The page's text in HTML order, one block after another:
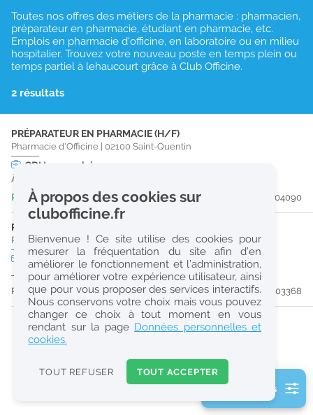
Réinitialiser
Consulter les offres de la France d'outre-mer
Toutes nos offres des métiers de la pharmacie : pharmacien,
préparateur en pharmacie, étudiant en pharmacie, etc.
Emplois en pharmacie d'officine, en laboratoire ou en milieu
hospitalier. Trouvez votre nouveau poste en temps plein ou
temps partiel à lehaucourt grâce à Club Officine.
2 résultats
PRÉPARATEUR EN PHARMACIE (H/F)
Pharmacie d'Officine 02100 Saint-Quentin
CDI temps plein
À partir du 19/09/26
Publiée il y a 6 jour(s)
#204090
PHARMACIEN (H/F)
Pharmacie d'Officine|02100 Saint-Quentin
CDD temps plein
Jusqu'au 29/11/26
Publiée il y a 16 jour(s)
#203368
2 filtre(s) actifs
À propos des cookies sur
clubofficine.fr
Bienvenue ! Ce site utilise des cookies pour
mesurer la fréquentation du site afin d’en
améliorer le fonctionnement et l’administration,
pour améliorer votre expérience utilisateur, ainsi
que pour vous proposer des services interactifs.
Nous conservons votre choix mais vous pouvez
changer ce choix à tout moment en vous
rendant sur la page Données personnelles et
cookies.
TOUT REFUSER TOUT ACCEPTER